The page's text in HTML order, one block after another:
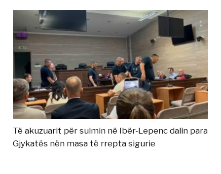
Të akuzuarit për sulmin në Ibër-Lepenc dalin para
Gjykatës nën masa të rrepta sigurie